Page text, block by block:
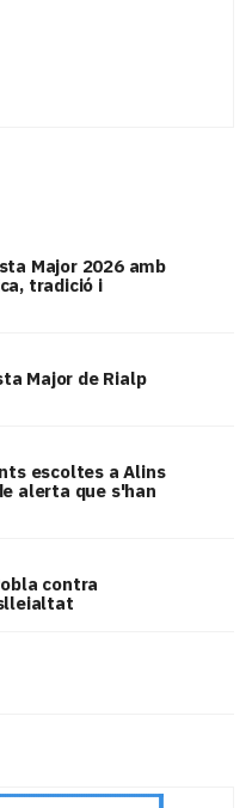
Major 2026 amb
tradició i
Major de Rialp
escoltes a Alins
alerta que s'han
contra